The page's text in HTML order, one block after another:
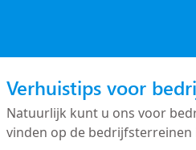
Verhuistips voor
Natuurlijk kunt u ons voor
vinden op de bedrijfsterreinen